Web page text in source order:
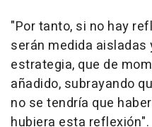
"Por tanto, si no hay
serán medida
estrategia, que de
añadido, subrayando
no se tendría que
hubiera esta reflexión".